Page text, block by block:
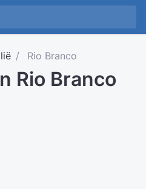
Rio Branco
Rio Branco